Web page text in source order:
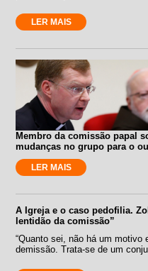
LER MAIS
Membro da comissão papal
mudanças no grupo para o
LER MAIS
A Igreja e o caso pedofilia.
lentidão da comissão”
“Quanto sei, não há um
demissão. Trata-se de um